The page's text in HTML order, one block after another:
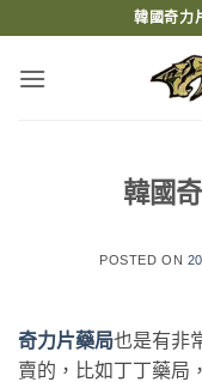
content
韓國奇力
韓國
POSTED ON
奇力片藥局也是有非
賣的，比如丁丁藥局